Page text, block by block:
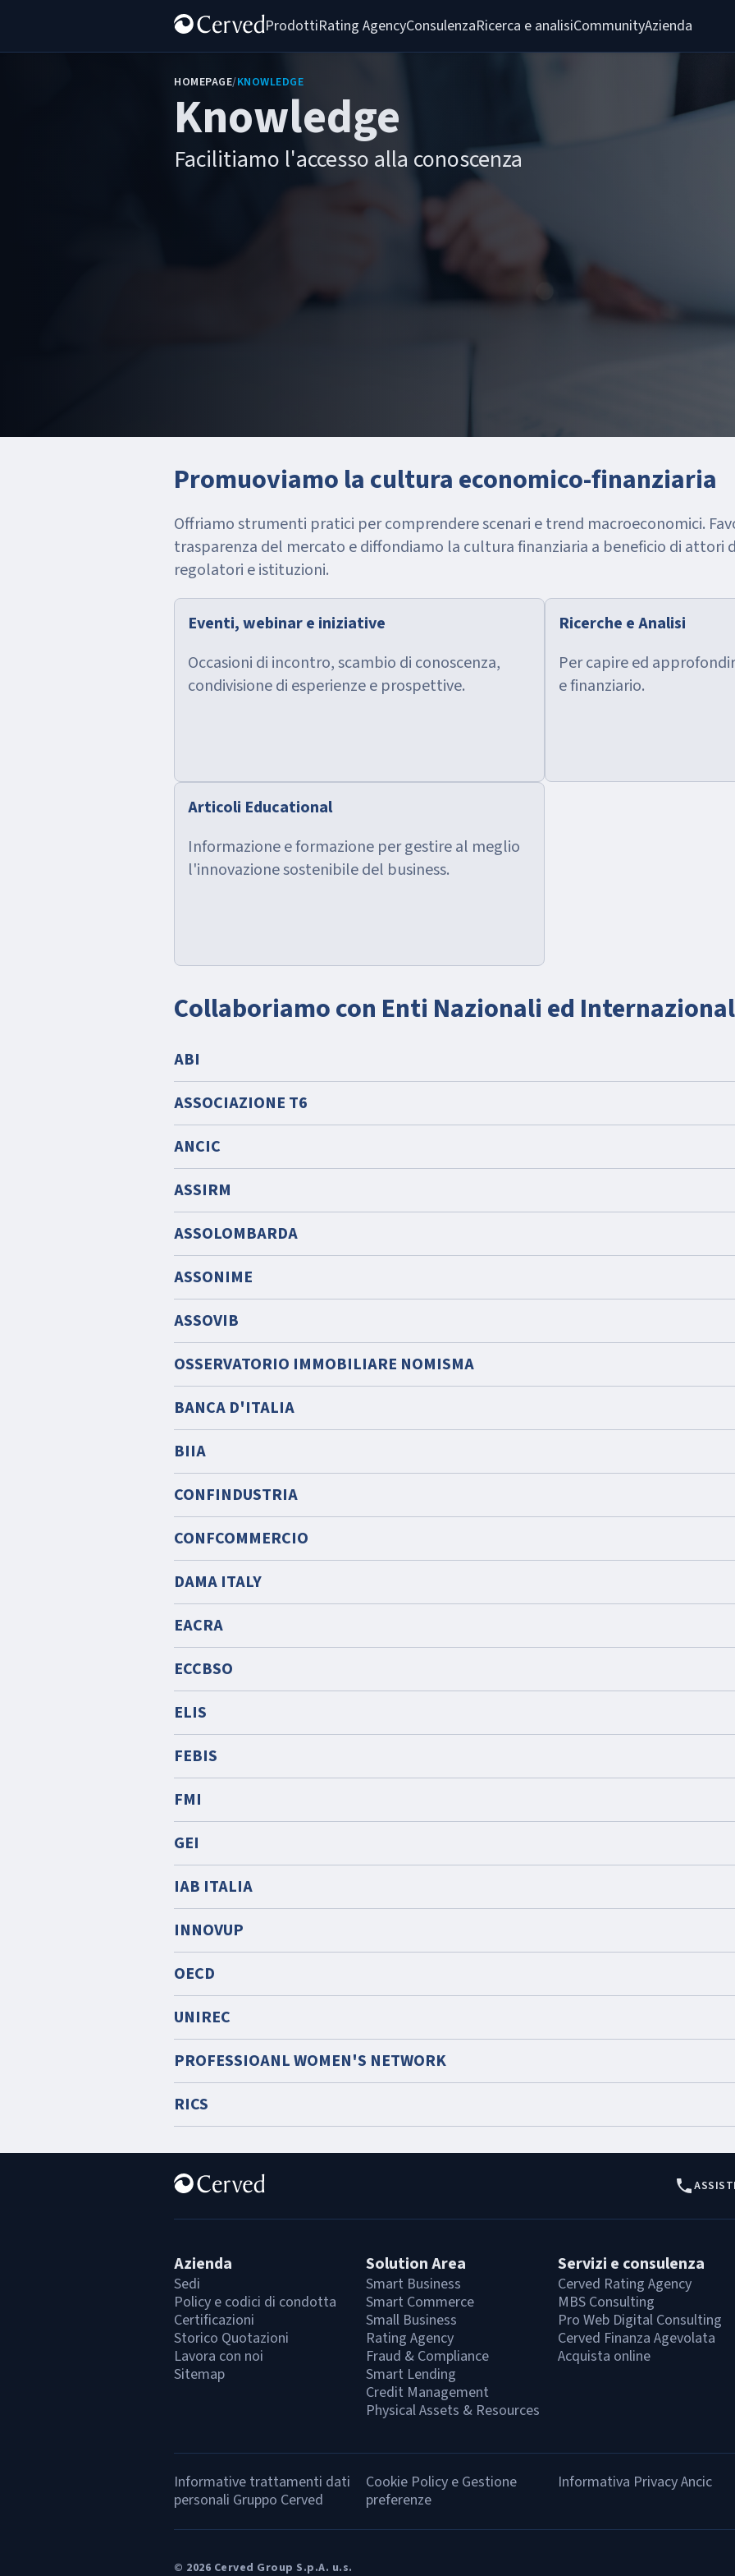
ProdottiRating AgencyConsulenzaRicerca e analisiCommunityAzienda
HOMEPAGE/KNOWLEDGE
Knowledge
Facilitiamo l'accesso alla conoscenza
Promuoviamo la cultura economico-finanziaria
Offriamo strumenti pratici per comprendere scenari e trend macroeconomici.
trasparenza del mercato e diffondiamo la cultura finanziaria a beneficio di attori
regolatori e istituzioni.
Eventi, webinar e iniziative
Occasioni di incontro, scambio di conoscenza,
condivisione di esperienze e prospettive.
Ricerche e Analisi
Per capire ed
e finanziario.
Articoli Educational
Informazione e formazione per gestire al meglio
l'innovazione sostenibile del business.
Collaboriamo con Enti Nazionali ed
ABI
ASSOCIAZIONE T6
ANCIC
ASSIRM
ASSOLOMBARDA
ASSONIME
ASSOVIB
OSSERVATORIO IMMOBILIARE NOMISMA
BANCA D'ITALIA
BIIA
CONFINDUSTRIA
CONFCOMMERCIO
DAMA ITALY
EACRA
ECCBSO
ELIS
FEBIS
FMI
GEI
IAB ITALIA
INNOVUP
OECD
UNIREC
PROFESSIOANL WOMEN'S NETWORK
RICS
Azienda
Sedi
Policy e codici di condotta
Certificazioni
Storico Quotazioni
Lavora con noi
Sitemap
Solution Area
Smart Business
Smart Commerce
Small Business
Rating Agency
Fraud & Compliance
Smart Lending
Credit Management
Physical Assets & Resources
Servizi e consulenza
Cerved Rating Agency
MBS Consulting
Pro Web Digital Consulting
Cerved Finanza Agevolata
Acquista online
Informative trattamenti dati
personali Gruppo Cerved
Cookie Policy e Gestione
preferenze
Informativa Privacy Ancic
© 2026 Cerved Group S.p.A. u.s.